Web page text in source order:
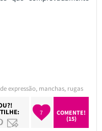
expressão, manchas, rugas
7
COMENTE!
(15)